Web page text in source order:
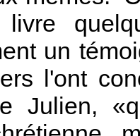
un
l'ont
Julien,